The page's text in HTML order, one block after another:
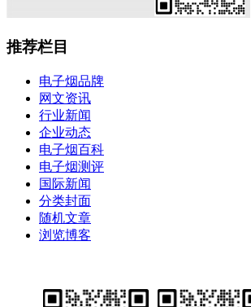
推荐栏目
电子烟品牌
网文资讯
行业新闻
企业动态
电子烟百科
电子烟测评
国际新闻
分类封面
随机文章
浏览博客